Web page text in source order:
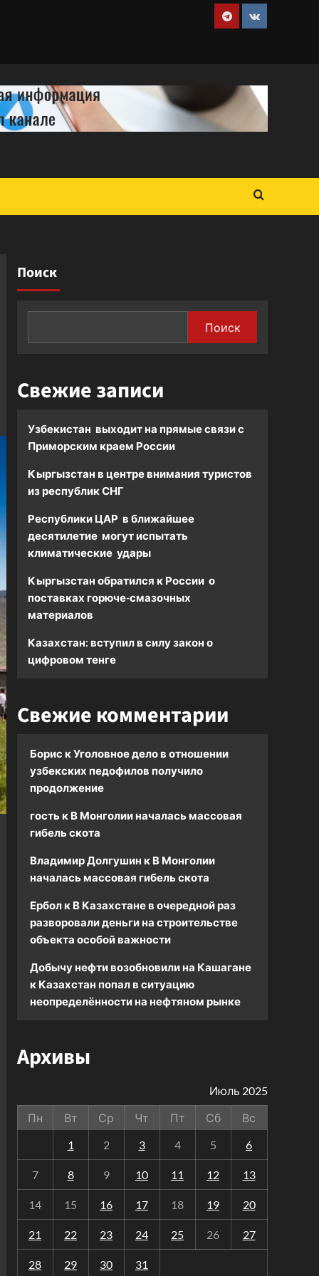
Telegram
VK
Поиск
Поиск
Свежие записи
Узбекистан выходит на прямые связи с
Приморским краем России
Кыргызстан в центре внимания туристов
из республик СНГ
Республики ЦАР в ближайшее
десятилетие могут испытать
климатические удары
Кыргызстан обратился к России о
поставках горюче-смазочных
материалов
Казахстан: вступил в силу закон о
цифровом тенге
Свежие комментарии
БорискУголовное дело в отношении
узбекских педофилов получило
продолжение
гостьк В Монголии началась массовая
гибель скота
Владимир Долгушин к В Монголии
началась массовая гибель скота
Ерболк В Казахстане в очередной раз
разворовали деньги на строительстве
объекта особой важности
Добычу нефти возобновили на Кашагане
к Казахстан попал в ситуацию
неопределённости на нефтяном рынке
Архивы
Июль 2025
Пн
Вт Ср Чт Пт Сб
Вс
1
2 3 4 5 6
7 8 9 10 11 12 13
14 15 16 17 18 19 20
21 22 23 24 25 26 27
28 29 30 31